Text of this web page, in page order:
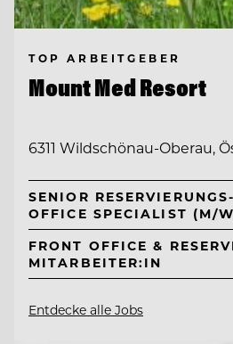
TOP ARBEITGEBER
Mount Med Resort
6311 Wildschönau-Oberau,
SENIOR
OFFICE SPECIALIST (M/
FRONT OFFICE &
MITARBEITER:IN
Entdecke alle Jobs